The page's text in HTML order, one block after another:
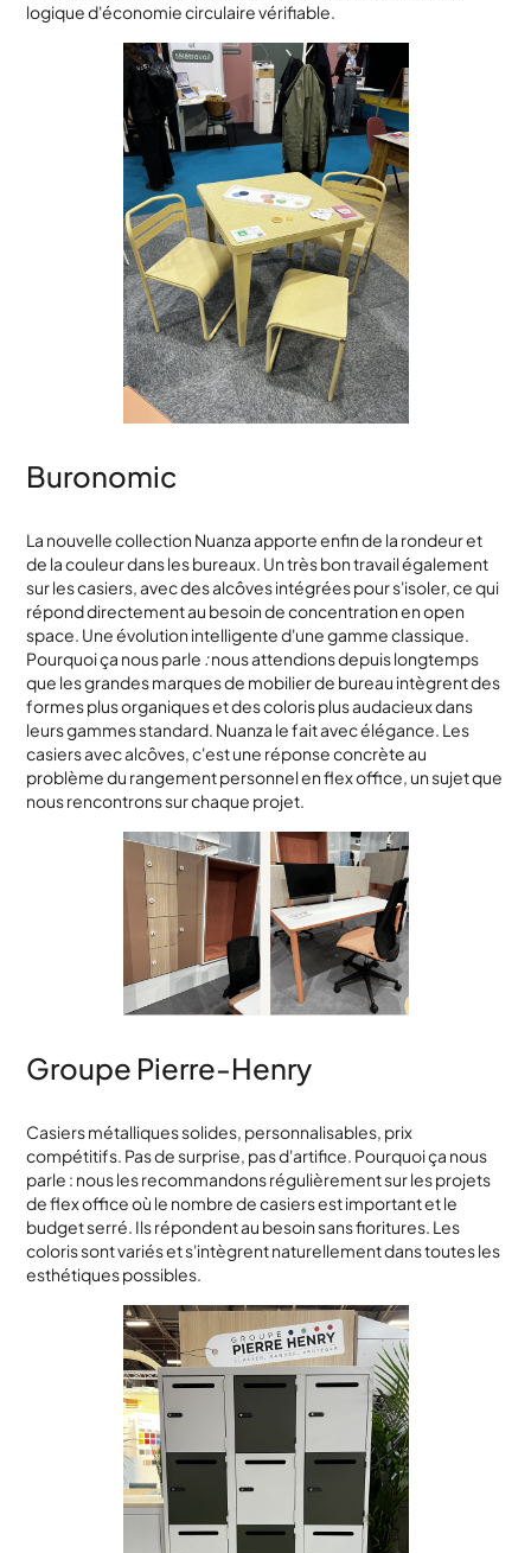
logique d'économie circulaire vérifiable.
Buronomic
La nouvelle collection Nuanza apporte enfin de la rondeur et
de la couleur dans les bureaux. Un très bon travail également
sur les casiers, avec des alcôves intégrées pour s'isoler, ce qui
répond directement au besoin de concentration en open
space. Une évolution intelligente d'une gamme classique.
Pourquoi ça nous parle :nous attendions depuis longtemps
que les grandes marques de mobilier de bureau intègrent des
formes plus organiques et des coloris plus audacieux dans
leurs gammes standard. Nuanza le fait avec élégance. Les
casiers avec alcôves, c'est une réponse concrète au
problème du rangement personnel en flex office, un sujet que
nous rencontrons sur chaque projet.
Groupe Pierre-Henry
Casiers métalliques solides, personnalisables, prix
compétitifs. Pas de surprise, pas d'artifice. Pourquoi ça nous
parle : nous les recommandons régulièrement sur les projets
de flex office où le nombre de casiers est important et le
budget serré. Ils répondent au besoin sans fioritures. Les
coloris sont variés et s'intègrent naturellement dans toutes les
esthétiques possibles.